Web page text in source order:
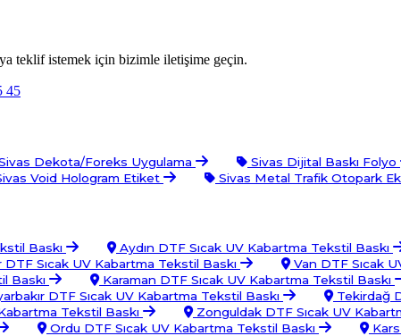
teklif istemek için bizimle iletişime geçin.
45
Dekota/Foreks Uygulama Sivas Dijital Baskı Folyo
Void Hologram Etiket Sivas Metal Trafik Otopark
Baskı Aydın DTF Sıcak UV Kabartma Tekstil Baskı
Sıcak UV Kabartma Tekstil Baskı Van DTF Sıcak
Baskı
Karaman DTF Sıcak UV Kabartma Tekstil Baskı
DTF Sıcak UV Kabartma Tekstil Baskı Tekirdağ
Tekstil Baskı Zonguldak DTF Sıcak UV
Ordu DTF Sıcak UV Kabartma Tekstil Baskı Kars